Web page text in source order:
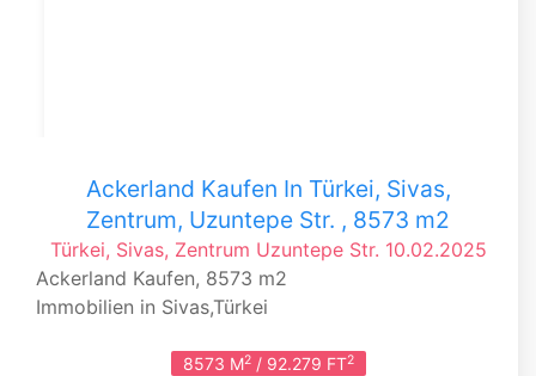
Ackerland Kaufen In Türkei, Sivas,
Zentrum, Uzuntepe Str. , 8573 m2
Türkei, Sivas, Zentrum Uzuntepe Str. 10.02.2025
Ackerland Kaufen, 8573 m2
Immobilien in Sivas,Türkei
8573 M2/ 92.279 FT2